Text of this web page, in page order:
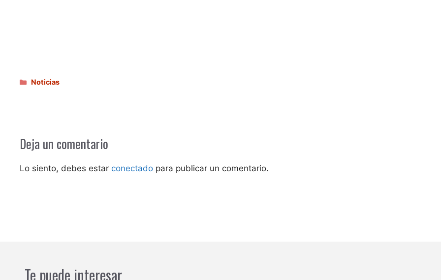
Categorías
Noticias
Deja un comentario
Lo siento, debes estar conectado para publicar un comentario.
Te puede interesar